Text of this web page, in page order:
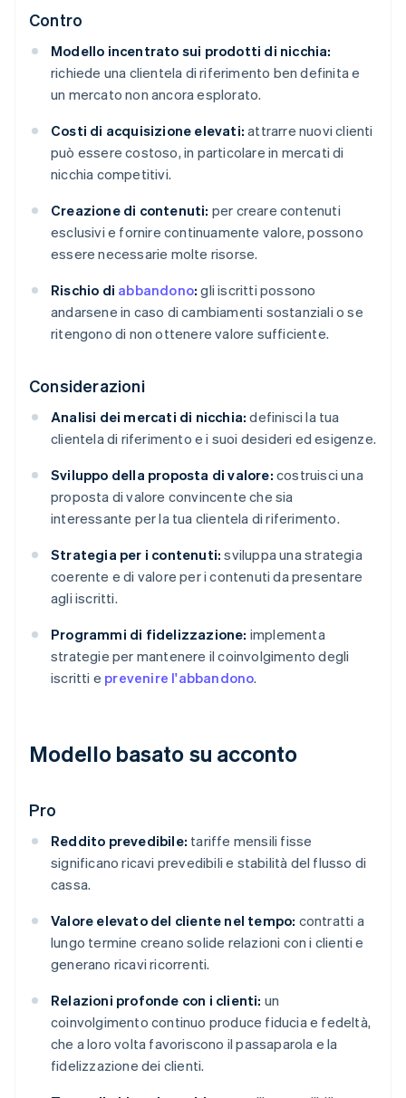
Contro
Modello incentrato sui prodotti di nicchia:
richiede una clientela di riferimento ben definita e
un mercato non ancora esplorato.
Costi di acquisizione elevati: attrarre nuovi clienti
può essere costoso, in particolare in mercati di
nicchia competitivi.
Creazione di contenuti: per creare contenuti
esclusivi e fornire continuamente valore, possono
essere necessarie molte risorse.
Rischio di abbandono: gli iscritti possono
andarsene in caso di cambiamenti sostanziali o se
ritengono di non ottenere valore sufficiente.
Considerazioni
Analisi dei mercati di nicchia: definisci la tua
clientela di riferimento e i suoi desideri ed esigenze.
Sviluppo della proposta di valore: costruisci una
proposta di valore convincente che sia
interessante per la tua clientela di riferimento.
Strategia per i contenuti: sviluppa una strategia
coerente e di valore per i contenuti da presentare
agli iscritti.
Programmi di fidelizzazione: implementa
strategie per mantenere il coinvolgimento degli
iscritti e prevenire l'abbandono.
Modello basato su acconto
Pro
Reddito prevedibile: tariffe mensili fisse
significano ricavi prevedibili e stabilità del flusso di
cassa.
Valore elevato del cliente nel tempo: contratti a
lungo termine creano solide relazioni con i clienti e
generano ricavi ricorrenti.
Relazioni profonde con i clienti: un
coinvolgimento continuo produce fiducia e fedeltà,
che a loro volta favoriscono il passaparola e la
fidelizzazione dei clienti.